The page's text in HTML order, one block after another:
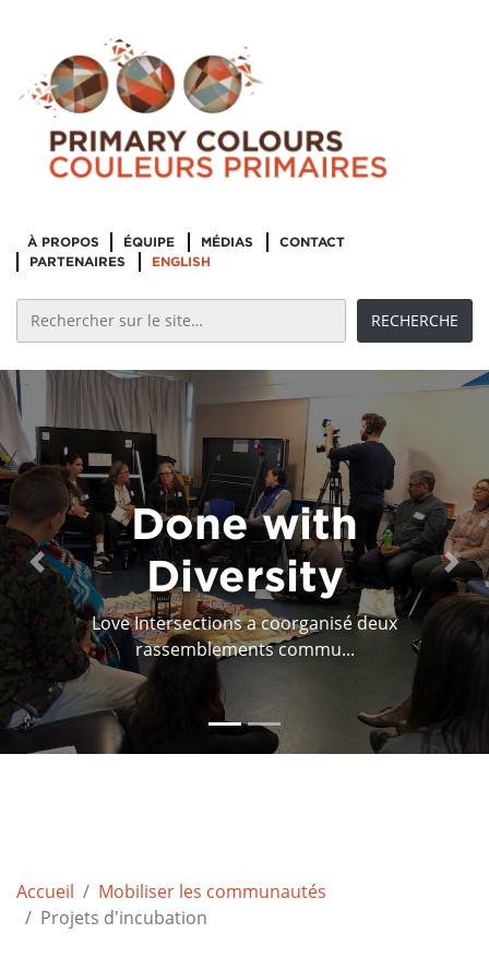
À PROPOS ÉQUIPE MÉDIAS
CONTACT
PARTENAIRES
ENGLISH
Done with
Diversity
Love Intersections a coorganisé deux
rassemblements commu...
Previous Next
Accueil
Mobiliser les communautés
Projets d'incubation